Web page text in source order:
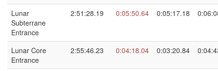
Lunar
Subterrane
Entrance
2:51:28.19 0:05:50.64 0:05:17.18
Lunar Core
Entrance
2:55:46.23 0:04:18.04 0:03:20.84